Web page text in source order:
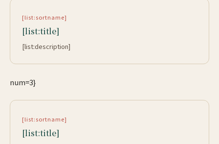
[list:sortname]
[list:title]
[list:description]
num=3}
[list:sortname]
[list:title]